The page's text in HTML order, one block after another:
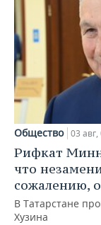
Общество 03
Рифкат
что
сожалению,
В Татарстане
Хузина